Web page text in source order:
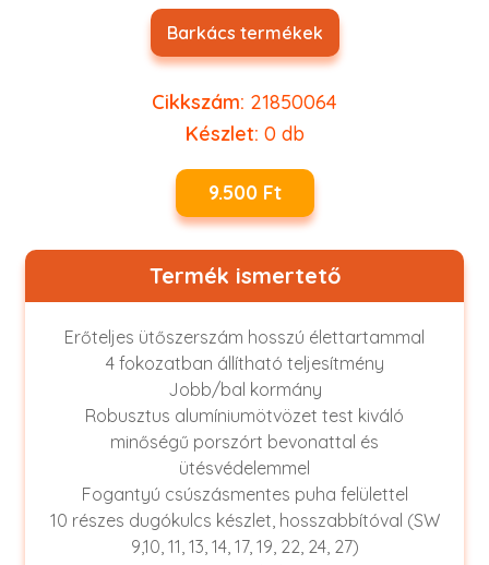
Barkács termékek
Cikkszám: 21850064
Készlet: 0db
9.500 Ft
Termék ismertető
Erőteljes ütőszerszám hosszú élettartammal
4 fokozatban állítható teljesítmény
Jobb/bal kormány
Robusztus alumíniumötvözet test kiváló
minőségű porszórt bevonattal és
ütésvédelemmel
Fogantyú csúszásmentes puha felülettel
10 részes dugókulcs készlet, hosszabbítóval (SW
9,10, 11, 13, 14, 17, 19, 22, 24, 27)